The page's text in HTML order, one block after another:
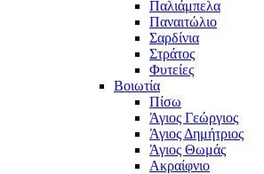
Παλιάμπελα
Παναιτώλιο
Σαρδίνια
Στράτος
Φυτείες
Βοιωτία
Πίσω
Άγιος Γεώργιος
Άγιος Δημήτριος
Άγιος Θωμάς
Ακραίφνιο